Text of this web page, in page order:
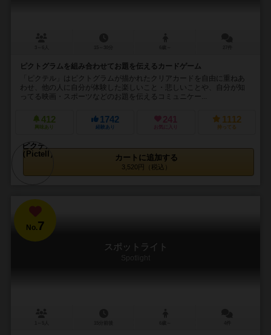
ピクトグラムを組み合わせてお題を伝えるカードゲーム
「ピクテル」はピクトグラムが描かれたクリアカードを自由に重ねあ
わせ、他の人に自分が体験した楽しいこと・悲しいことや、自分が知
ってる映画・スポーツなどのお題を伝えるコミュニケー...
412
興味あり
1742
経験あり
241
お気に入り
1112
持ってる
カートに追加する
3,520円（税込）
No.7
スポットライト
Spotlight